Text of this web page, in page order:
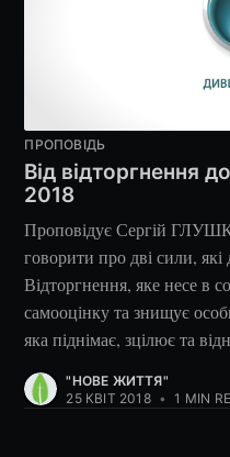
ПРОПОВІДЬ
Від відторгнення
2018
Проповідує Сергій
говорити про дві сили,
Відторгнення, яке несе в
самооцінку та знищує
яка піднімає, зцілює та
"НОВЕ ЖИТТЯ"
25 КВІТ 2018 • 1 MIN